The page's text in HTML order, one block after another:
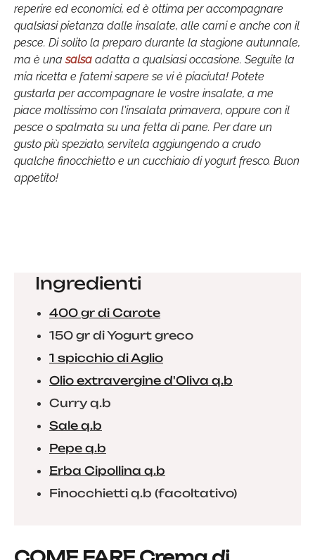
reperire ed economici, ed è ottima per accompagnare
qualsiasi pietanza dalle insalate, alle carni e anche con il
pesce. Di solito la preparo durante la stagione autunnale,
ma è unasalsa adatta a qualsiasi occasione. Seguite la
mia ricetta e fatemi sapere se vi è piaciuta! Potete
gustarla per accompagnare le vostre insalate, a me
piace moltissimo con l'insalata primavera, oppure con il
pesce o spalmata su una fetta di pane. Per dare un
gusto più speziato, servitela aggiungendo a crudo
qualche finocchietto e un cucchiaio di yogurt fresco. Buon
appetito!
Ingredienti
400 gr di Carote
150 gr di Yogurt greco
1 spicchio di Aglio
Olio extravergine d'Oliva q.b
Curry q.b
Sale q.b
Pepe q.b
Erba Cipollina q.b
Finocchietti q.b (facoltativo)